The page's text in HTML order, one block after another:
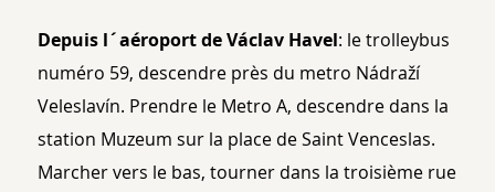
Depuis l´aéroport de Václav Havel: le trolleybus
numéro 59, descendre près du metro Nádraží
Veleslavín. Prendre le Metro A, descendre dans la
station Muzeum sur la place de Saint Venceslas.
Marcher vers le bas, tourner dans la troisième rue